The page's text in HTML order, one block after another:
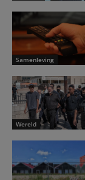
Samenleving
Wereld